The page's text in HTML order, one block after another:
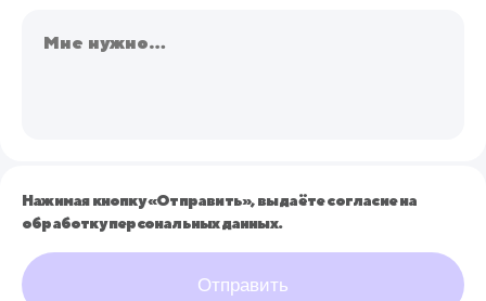
Нажимая кнопку «Отправить», вы даёте согласие на
обработку персональных данных.
Отправить